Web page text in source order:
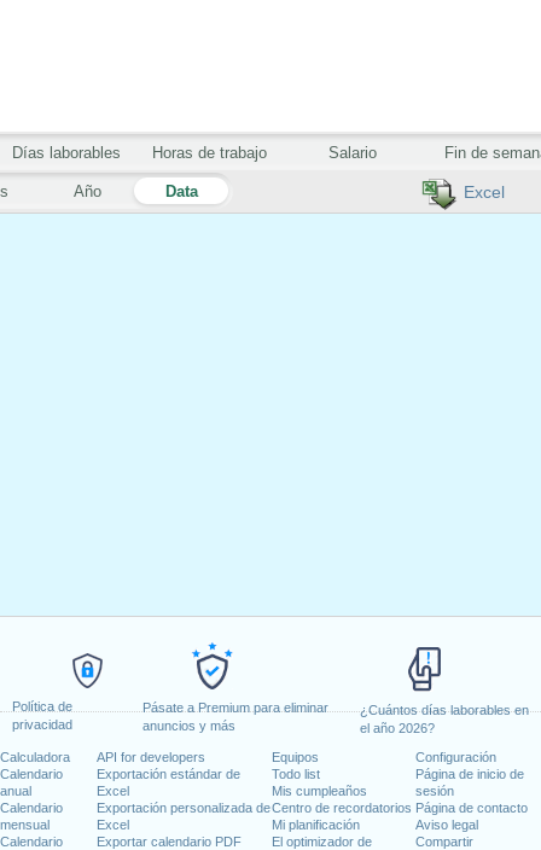
Política de
privacidad
Pásate a Premium para eliminar
anuncios y más
¿Cuántos días laborables en
el año 2026?
Calculadora
Calendario
anual
Calendario
mensual
Calendario
API for developers
Exportación estándar de
Excel
Exportación personalizada de
Excel
Exportar calendario PDF
Equipos
Todo list
Mis cumpleaños
Centro de recordatorios
Mi planificación
El optimizador de
Configuración
Página de inicio de
sesión
Página de contacto
Aviso legal
Compartir
Excel
Año Data
Días laborables Horas de trabajo Salario Fin de